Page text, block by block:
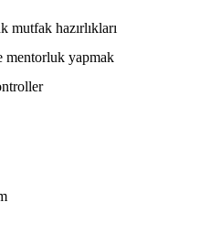
mutfak hazırlıkları
mentorluk yapmak